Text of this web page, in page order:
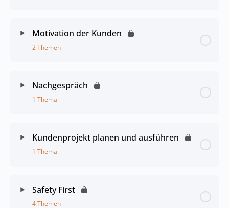
Motivation der Kunden
2 Themen
Nachgespräch
1 Thema
Kundenprojekt planen und ausführen
1 Thema
Safety First
4 Themen